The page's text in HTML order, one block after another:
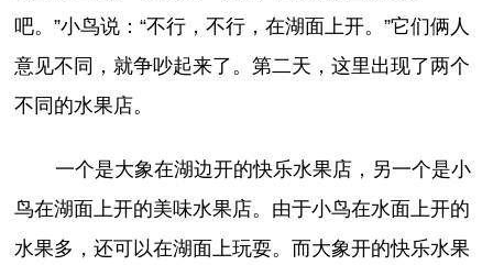
吧。”小鸟说：“不行，不行，在湖面上开。”它们俩人
意见不同，就争吵起来了。第二天，这里出现了两个
不同的水果店。
一个是大象在湖边开的快乐水果店，另一个是小
鸟在湖面上开的美味水果店。由于小鸟在水面上开的
水果多，还可以在湖面上玩耍。而大象开的快乐水果